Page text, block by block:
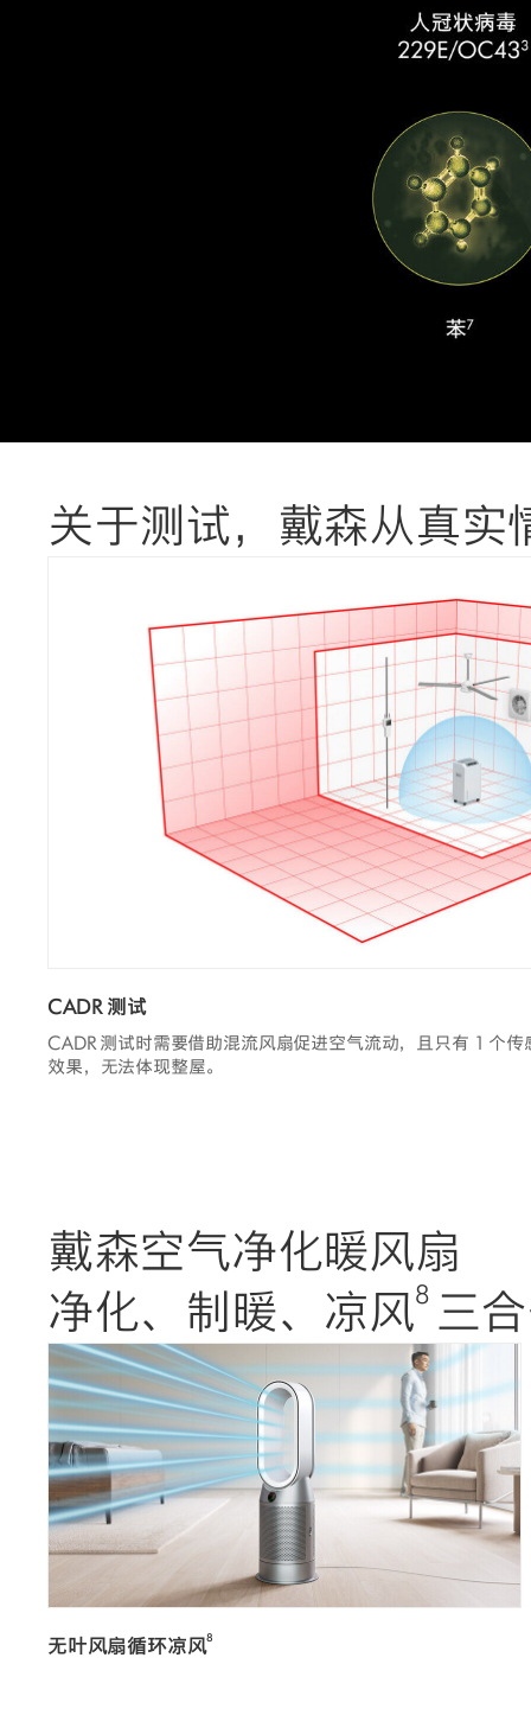
关于测试，戴森从真实
CADR 测试
CADR 测试时需要借助混流风扇促进空气流动，且只有 1 个
效果，无法体现整屋。
戴森空气净化暖风扇
净化、制暖、凉风8 三
无叶风扇循环凉风8